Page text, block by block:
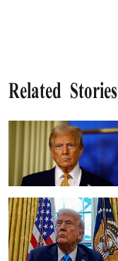
Related Stories